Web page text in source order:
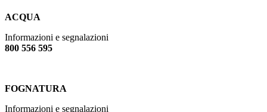
ACQUA
Informazioni e segnalazioni
800 556 595
FOGNATURA
Informazioni e segnalazioni